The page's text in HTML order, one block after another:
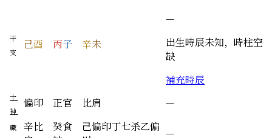
干
支
己酉 丙子 辛未
—
出生時辰未知，時柱空
缺
補充時辰
十
神
偏印 正官 比肩 —
藏
辛比
癸食
己偏印丁七杀乙偏 —